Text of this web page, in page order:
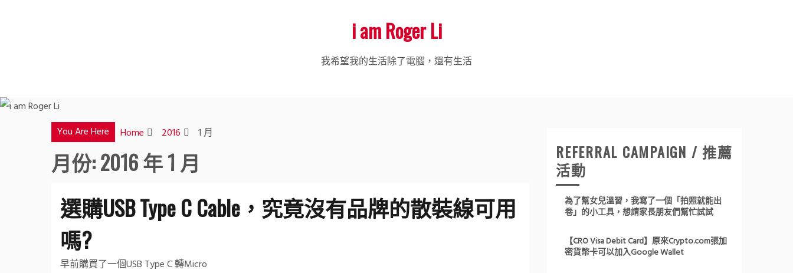
i am Roger Li
我希望我的生活除了電腦，還有生活
You Are Here Home 2016 1 月
月份:2016 年 1 月
選購USB Type C Cable，究竟沒有品牌的散裝線可用
嗎?
早前購買了一個USB Type C 轉Micro
REFERRAL CAMPAIGN / 推薦
活動
為了幫女兒溫習，我寫了一個「拍照就能出
卷」的小工具，想請家長朋友們幫忙試試
【CRO Visa Debit Card】原來Crypto.com張加
密貨幣卡可以加入Google Wallet